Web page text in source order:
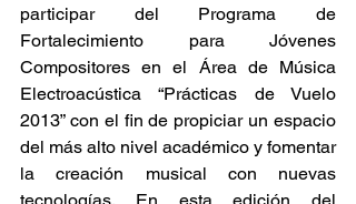
participar del Programa de
Fortalecimiento para Jóvenes
Compositores en el Área de Música
Electroacústica “Prácticas de Vuelo
2013” con el fin de propiciar un espacio
del más alto nivel académico y fomentar
la creación musical con nuevas